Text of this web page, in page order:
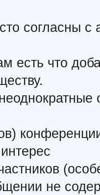
согласны с
есть что
не